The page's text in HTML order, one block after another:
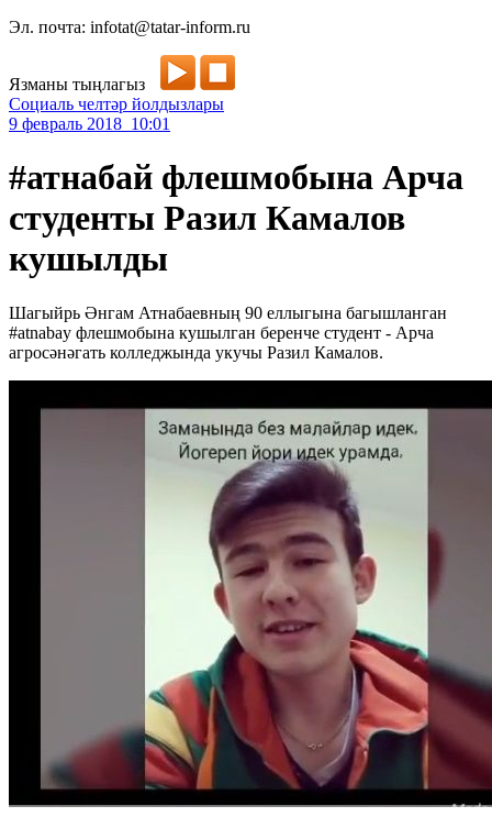
Эл. почта: infotat@tatar-inform.ru
Язманы тыңлагыз
Социаль челтәр йолдызлары
9 февраль 2018 10:01
#атнабай флешмобына Арча
студенты Разил Камалов
кушылды
Шагыйрь Әнгам Атнабаевның 90 еллыгына багышланган
#atnabay флешмобына кушылган беренче студент - Арча
агросәнәгать колледжында укучы Разил Камалов.